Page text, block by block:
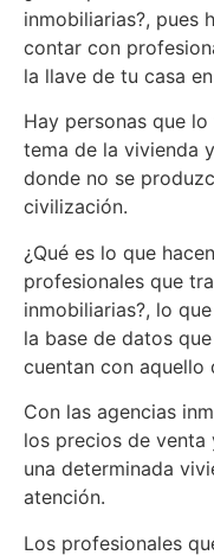
inmobiliarias?, pues
contar con
la llave de tu casa
Hay personas que
tema de la vivienda
donde no se
civilización.
¿Qué es lo que
profesionales que
inmobiliarias?, lo
la base de datos
cuentan con aquello
Con las agencias
los precios de
una determinada
atención.
Los profesionales